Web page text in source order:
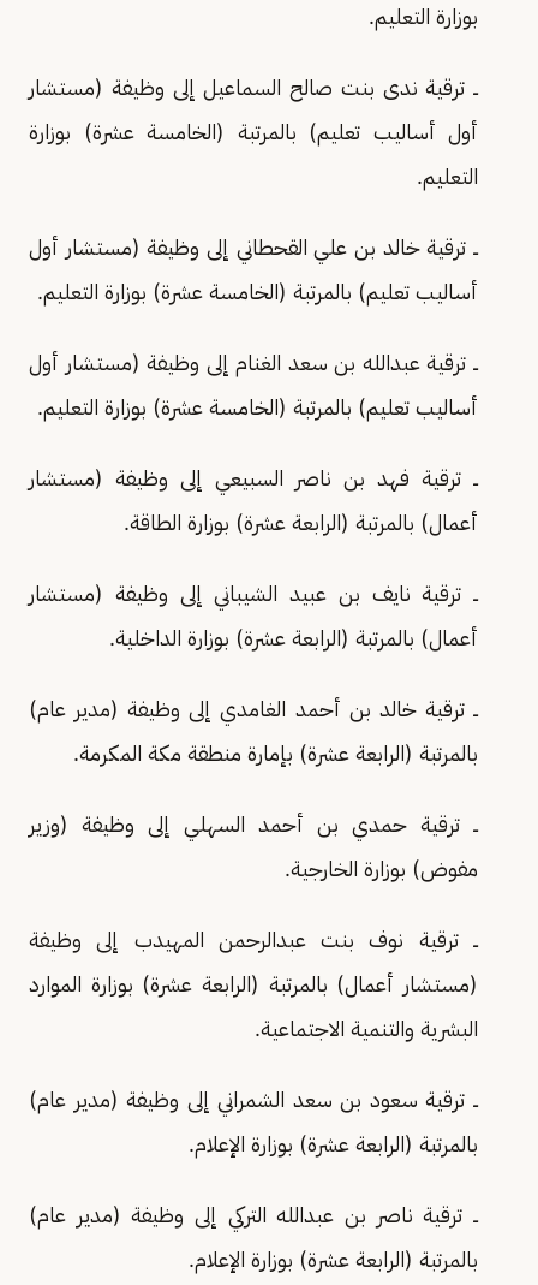
بوزارة التعليم.
ــ ترقية ندى بنت صالح السماعيل إلى وظيفة (مستشار
أول أساليب تعليم) بالمرتبة (الخامسة عشرة) بوزارة
التعليم.
ــ ترقية خالد بن علي القحطاني إلى وظيفة (مستشار أول
أساليب تعليم) بالمرتبة (الخامسة عشرة) بوزارة التعليم.
ــ ترقية عبدالله بن سعد الغنام إلى وظيفة (مستشار أول
أساليب تعليم) بالمرتبة (الخامسة عشرة) بوزارة التعليم.
ــ ترقية فهد بن ناصر السبيعي إلى وظيفة (مستشار
أعمال) بالمرتبة (الرابعة عشرة) بوزارة الطاقة.
ــ ترقية نايف بن عبيد الشيباني إلى وظيفة (مستشار
أعمال) بالمرتبة (الرابعة عشرة) بوزارة الداخلية.
ــ ترقية خالد بن أحمد الغامدي إلى وظيفة (مدير عام)
بالمرتبة (الرابعة عشرة) بإمارة منطقة مكة المكرمة.
ــ ترقية حمدي بن أحمد السهلي إلى وظيفة (وزير
مفوض) بوزارة الخارجية.
ــ ترقية نوف بنت عبدالرحمن المهيدب إلى وظيفة
(مستشار أعمال) بالمرتبة (الرابعة عشرة) بوزارة الموارد
البشرية والتنمية الاجتماعية.
ــ ترقية سعود بن سعد الشمراني إلى وظيفة (مدير عام)
بالمرتبة (الرابعة عشرة) بوزارة الإعلام.
ــ ترقية ناصر بن عبدالله التركي إلى وظيفة (مدير عام)
بالمرتبة (الرابعة عشرة) بوزارة الإعلام.